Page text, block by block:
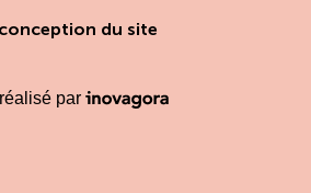
du site
par Inovagora (ouverture dans